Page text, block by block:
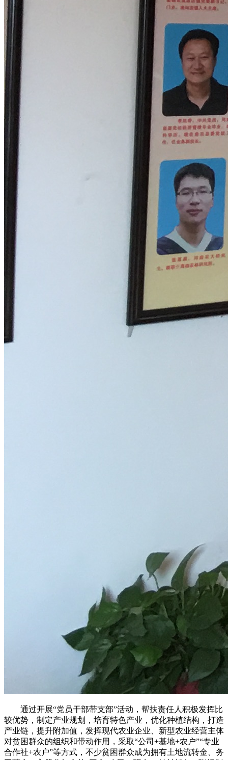
通过开展“党员干部带支部”活动，帮扶责任人积极发挥比
较优势，制定产业规划，培育特色产业，优化种植结构，打造
产业链，提升附加值，发挥现代农业企业、新型农业经营主体
对贫困群众的组织和带动作用，采取“公司+基地+农户”“专业
合作社+农户”等方式，不少贫困群众成为拥有土地流转金、务